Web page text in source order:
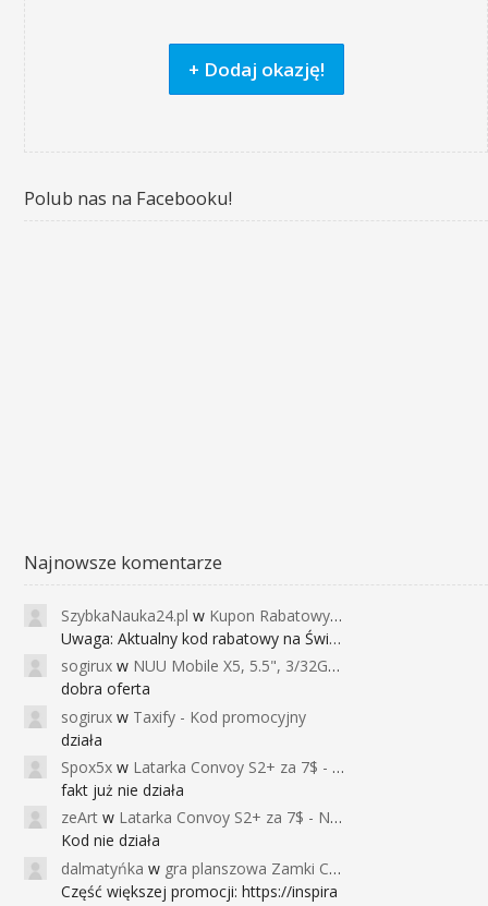
+ Dodaj okazję!
Polub nas na Facebooku!
Najnowsze komentarze
SzybkaNauka24.pl w Kupon Rabatowy na Kurs Angielskiego dla Dzieci - FunEnglish
Uwaga: Aktualny kod rabatowy na Święta (
sogirux w NUU Mobile X5, 5.5", 3/32GB, czujnik linii papilarnych, 2950mAh, aparat 13MP za 267zł - Banggood
dobra oferta
sogirux w Taxify - Kod promocyjny
działa
Spox5x w Latarka Convoy S2+ za 7$ - Najniższa cena od 2017r
fakt już nie działa
zeArt w Latarka Convoy S2+ za 7$ - Najniższa cena od 2017r
Kod nie działa
dalmatyńka w gra planszowa Zamki Caladale za 39zł
Część większej promocji: https://inspira